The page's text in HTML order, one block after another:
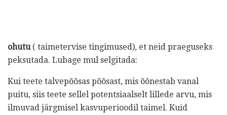
ohutu( taimetervise tingimused), et neid praeguseks
peksutada. Lubage mul selgitada:
Kui teete talvepõõsas põõsast, mis õõnestab vanal
puitu, siis teete sellel potentsiaalselt lillede arvu, mis
ilmuvad järgmisel kasvuperioodil taimel. Kuid